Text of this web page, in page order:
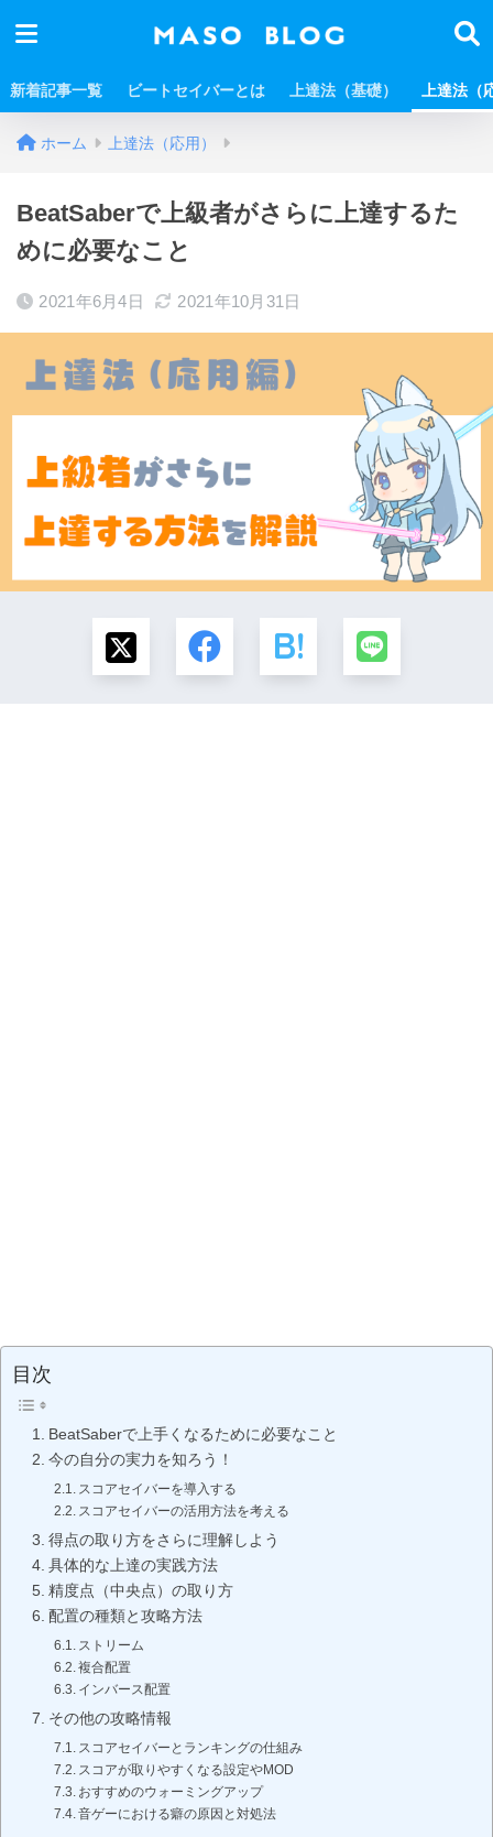
新着記事一覧 ビートセイバーとは 上達法（基礎） 上達法（
ホーム 上達法（応用）
BeatSaberで上級者がさらに上達するた
めに必要なこと
2021年6月4日 2021年10月31日
目次
BeatSaberで上手くなるために必要なこと
今の自分の実力を知ろう！
スコアセイバーを導入する
スコアセイバーの活用方法を考える
得点の取り方をさらに理解しよう
具体的な上達の実践方法
精度点（中央点）の取り方
配置の種類と攻略方法
ストリーム
複合配置
インバース配置
その他の攻略情報
スコアセイバーとランキングの仕組み
スコアが取りやすくなる設定やMOD
おすすめのウォーミングアップ
音ゲーにおける癖の原因と対処法